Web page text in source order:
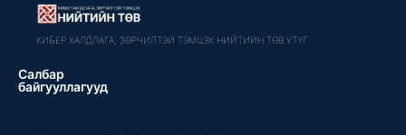
КИБЕР ХАЛДЛАГА, ЗӨРЧИЛТЭЙ ТЭМЦЭХ НИЙТИЙН ТӨВ УТҮГ
Салбар
байгууллагууд